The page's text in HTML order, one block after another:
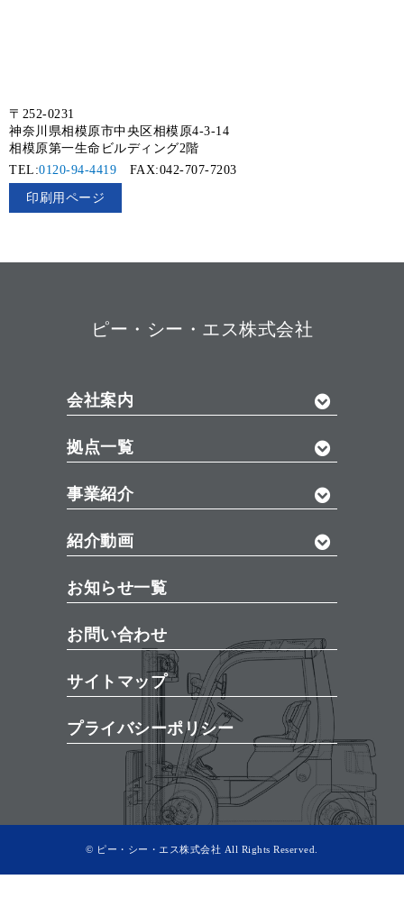
〒252-0231
神奈川県相模原市中央区相模原4-3-14
相模原第一生命ビルディング2階
TEL:0120-94-4419 FAX:042-707-7203
ピー・シー・エス株式会社
会社案内
拠点一覧
事業紹介
紹介動画
お知らせ一覧
お問い合わせ
サイトマップ
プライバシーポリシー
© ピー・シー・エス株式会社 All Rights Reserved.